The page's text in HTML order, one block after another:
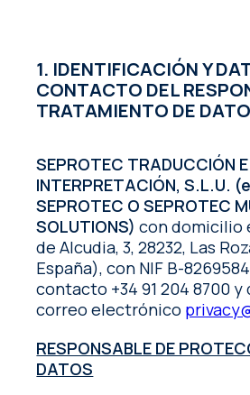
1. IDENTIFICACIÓN Y
CONTACTO DEL
TRATAMIENTO DE
SEPROTEC TRADUCCIÓN E
INTERPRETACIÓN, S.L.U.
SEPROTEC O SEPROTEC
SOLUTIONS) con domicilio
de Alcudia, 3, 28232, Las
España), con NIF B-
contacto +34 91 204 8700
correo electrónico
RESPONSABLE DE
DATOS